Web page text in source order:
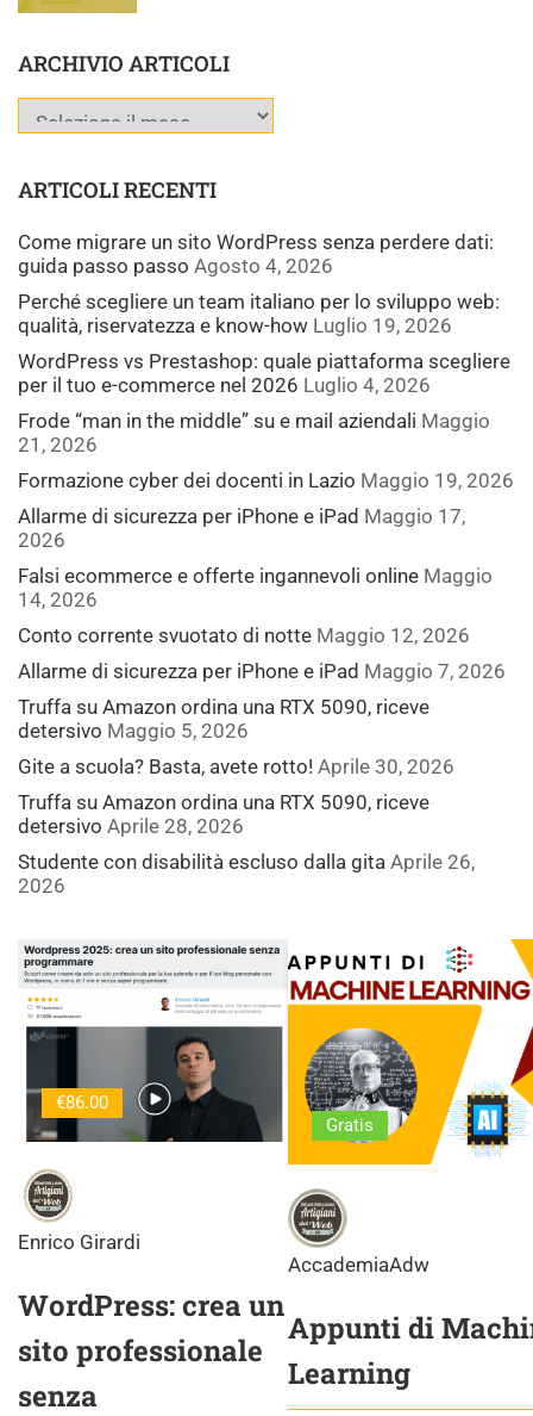
ARCHIVIO ARTICOLI
ARTICOLI RECENTI
Come migrare un sito WordPress senza perdere dati:
guida passo passo Agosto 4, 2026
Perché scegliere un team italiano per lo sviluppo web:
qualità, riservatezza e know-how Luglio 19, 2026
WordPress vs Prestashop: quale piattaforma scegliere
per il tuo e-commerce nel 2026 Luglio 4, 2026
Frode “man in the middle” su e mail aziendali Maggio
21, 2026
Formazione cyber dei docenti in Lazio Maggio 19, 2026
Allarme di sicurezza per iPhone e iPad Maggio 17,
2026
Falsi ecommerce e offerte ingannevoli online Maggio
14, 2026
Conto corrente svuotato di notte Maggio 12, 2026
Allarme di sicurezza per iPhone e iPad Maggio 7, 2026
Truffa su Amazon ordina una RTX 5090, riceve
detersivo Maggio 5, 2026
Gite a scuola? Basta, avete rotto! Aprile 30, 2026
Truffa su Amazon ordina una RTX 5090, riceve
detersivo Aprile 28, 2026
Studente con disabilità escluso dalla gita Aprile 26,
2026
€86.00
Enrico Girardi
WordPress: crea un
sito professionale
senza
Gratis
AccademiaAdw
Appunti di
Learning